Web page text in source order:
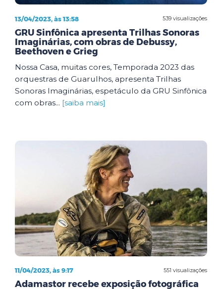
539 visualizações
13/04/2023, às 13:58
GRU Sinfônica apresenta Trilhas Sonoras
Imaginárias, com obras de Debussy,
Beethoven e Grieg
Nossa Casa, muitas cores, Temporada 2023 das
orquestras de Guarulhos, apresenta Trilhas
Sonoras Imaginárias, espetáculo da GRU Sinfônica
com obras... [saiba mais]
551 visualizações
11/04/2023, às 9:17
Adamastor recebe exposição fotográfica